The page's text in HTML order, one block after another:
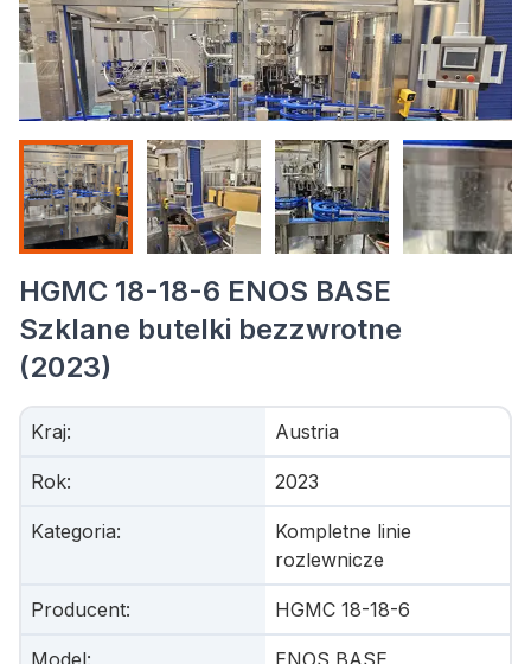
HGMC 18-18-6 ENOS BASE
Szklane butelki bezzwrotne
(2023)
Kraj: Austria
Rok: 2023
Kategoria:
Kompletne linie
rozlewnicze
Producent: HGMC 18-18-6
Model: ENOS BASE